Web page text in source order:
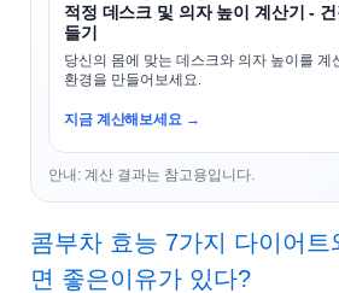
적정 데스크 및 의자 높이 계산기 -
들기
당신의 몸에 맞는 데스크와 의자 높이를 계
환경을 만들어보세요.
지금 계산해보세요 →
안내: 계산 결과는 참고용입니다.
콤부차 효능 7가지 다이어트
면 좋은이유가 있다?